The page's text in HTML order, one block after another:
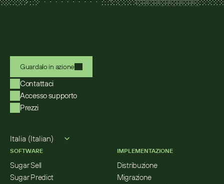
Guardalo in azione
Contattaci
Accesso supporto
Prezzi
Italia (Italian)
SOFTWARE
Sugar Sell
Sugar Predict
IMPLEMENTAZIONE
Distribuzione
Migrazione